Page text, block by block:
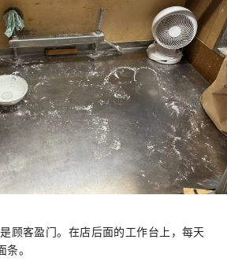
顾客盈门。在店后面的工作台上，每天
。